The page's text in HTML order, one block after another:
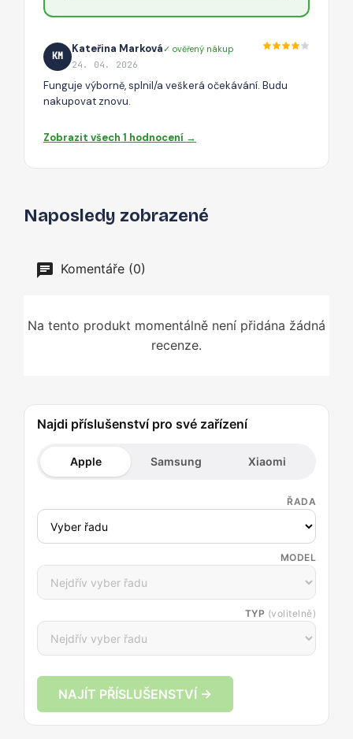
KM
Kateřina Marková✓ ověřený nákup
24. 04. 2026
Funguje výborně, splnil/a veškerá očekávání. Budu
nakupovat znovu.
Zobrazit všech 1 hodnocení →
Naposledy zobrazené
Komentáře (0)
Na tento produkt momentálně není přidána žádná
recenze.
Najdi příslušenství pro své zařízení
Apple Samsung Xiaomi
ŘADA
MODEL
TYP (volitelně)
NAJÍT PŘÍSLUŠENSTVÍ →